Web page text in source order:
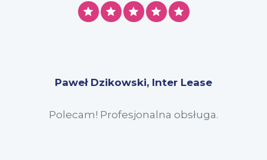
Paweł Dzikowski, Inter Lease
Polecam! Profesjonalna obsługa.